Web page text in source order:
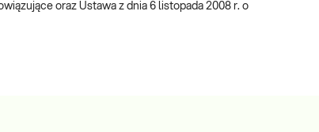
oraz Ustawa z dnia 6 listopada 2008 r. o